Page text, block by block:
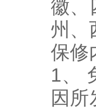
徽、
州、
保修
1、
因